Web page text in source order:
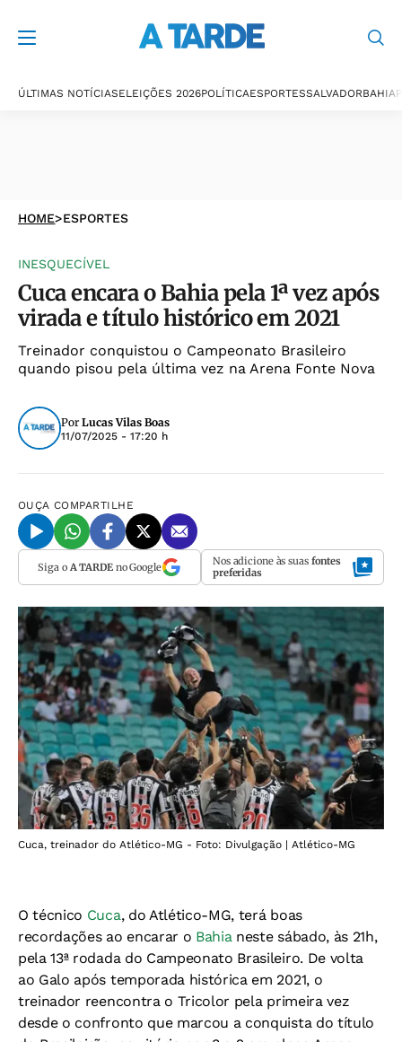
ÚLTIMAS NOTÍCIASELEIÇÕES 2026POLÍTICAESPORTESSALVADORBAHIA
HOME>ESPORTES
INESQUECÍVEL
Cuca encara o Bahia pela 1ª vez após
virada e título histórico em 2021
Treinador conquistou o Campeonato Brasileiro
quando pisou pela última vez na Arena Fonte Nova
Por Lucas Vilas Boas
11/07/2025 - 17:20 h
OUÇA COMPARTILHE
Siga o A TARDEno Google Nos adicione às suas fontes
preferidas
Cuca, treinador do Atlético-MG - Foto: Divulgação | Atlético-MG
O técnico Cuca, do Atlético-MG, terá boas
recordações ao encarar o Bahia neste sábado, às 21h,
pela 13ª rodada do Campeonato Brasileiro. De volta
ao Galo após temporada histórica em 2021, o
treinador reencontra o Tricolor pela primeira vez
desde o confronto que marcou a conquista do título